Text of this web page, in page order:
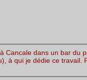
Cancale dans un bar du
à qui je dédie ce travail.